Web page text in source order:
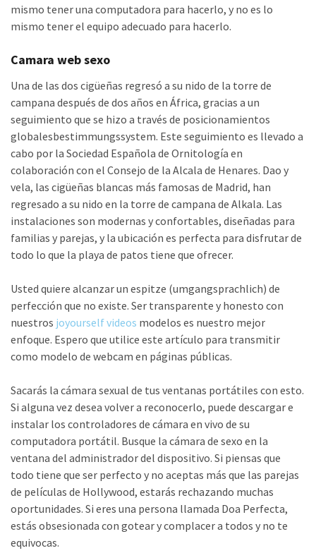
mismo tener una computadora para hacerlo, y no es lo
mismo tener el equipo adecuado para hacerlo.
Camara web sexo
Una de las dos cigüeñas regresó a su nido de la torre de
campana después de dos años en África, gracias a un
seguimiento que se hizo a través de posicionamientos
globalesbestimmungssystem. Este seguimiento es llevado a
cabo por la Sociedad Española de Ornitología en
colaboración con el Consejo de la Alcala de Henares. Dao y
vela, las cigüeñas blancas más famosas de Madrid, han
regresado a su nido en la torre de campana de Alkala. Las
instalaciones son modernas y confortables, diseñadas para
familias y parejas, y la ubicación es perfecta para disfrutar de
todo lo que la playa de patos tiene que ofrecer.
Usted quiere alcanzar un espitze (umgangsprachlich) de
perfección que no existe. Ser transparente y honesto con
nuestros joyourself videos modelos es nuestro mejor
enfoque. Espero que utilice este artículo para transmitir
como modelo de webcam en páginas públicas.
Sacarás la cámara sexual de tus ventanas portátiles con esto.
Si alguna vez desea volver a reconocerlo, puede descargar e
instalar los controladores de cámara en vivo de su
computadora portátil. Busque la cámara de sexo en la
ventana del administrador del dispositivo. Si piensas que
todo tiene que ser perfecto y no aceptas más que las parejas
de películas de Hollywood, estarás rechazando muchas
oportunidades. Si eres una persona llamada Doa Perfecta,
estás obsesionada con gotear y complacer a todos y no te
equivocas.